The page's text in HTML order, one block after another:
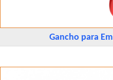
Gancho para